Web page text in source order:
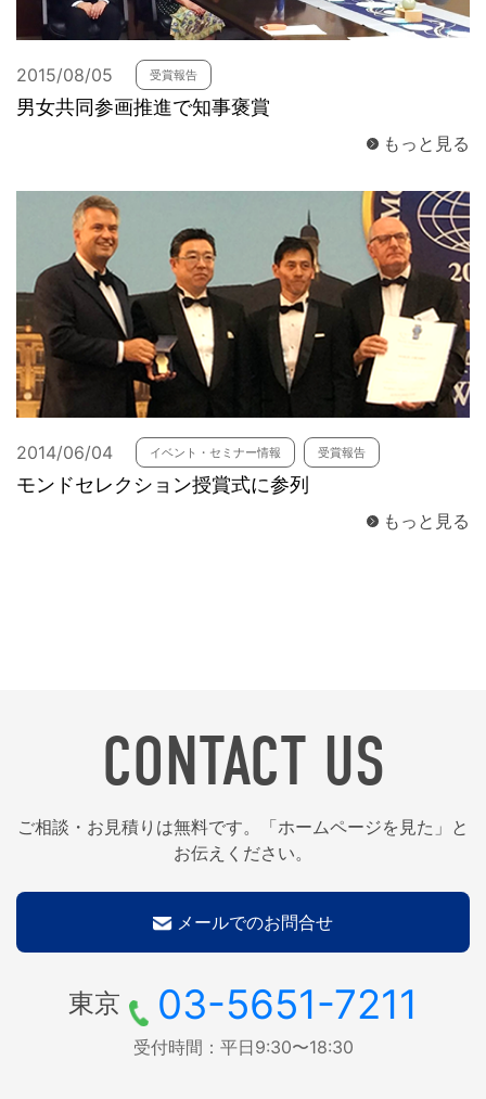
2015/08/05 受賞報告
男女共同参画推進で知事褒賞
もっと見る
2014/06/04 イベント・セミナー情報 受賞報告
モンドセレクション授賞式に参列
もっと見る
CONTACT US
ご相談・お見積りは無料です。「ホームページを見た」と
お伝えください。
メールでのお問合せ
東京 03-5651-7211
受付時間：平日9:30〜18:30